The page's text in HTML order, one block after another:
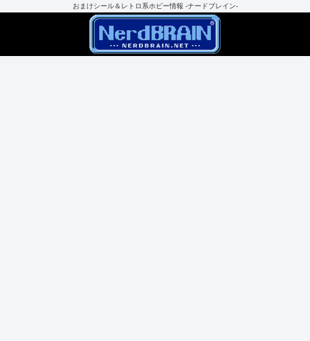
おまけシール＆レトロ系ホビー情報 -ナードブレイン-